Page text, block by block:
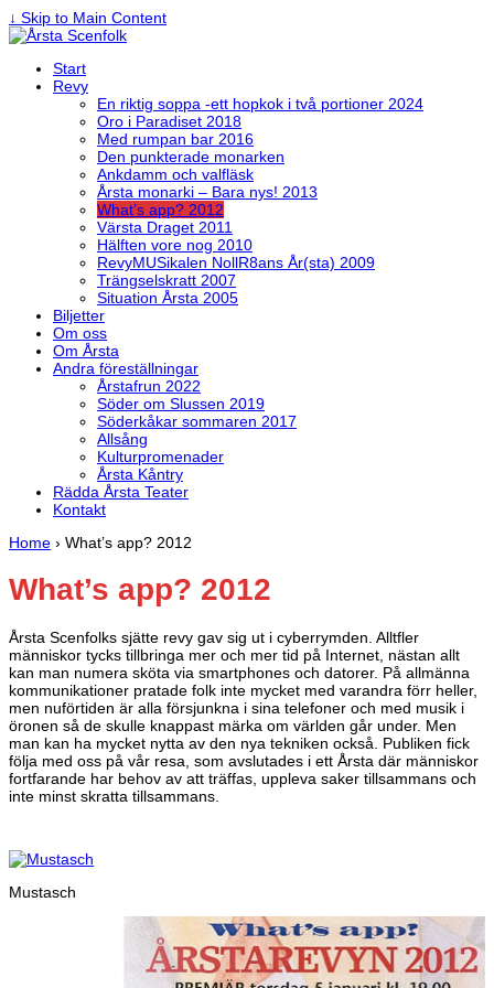
↓ Skip to Main Content
Start
Revy
En riktig soppa -ett hopkok i två portioner 2024
Oro i Paradiset 2018
Med rumpan bar 2016
Den punkterade monarken
Ankdamm och valfläsk
Årsta monarki – Bara nys! 2013
What’s app? 2012
Värsta Draget 2011
Hälften vore nog 2010
RevyMUSikalen NollR8ans År(sta) 2009
Trängselskratt 2007
Situation Årsta 2005
Biljetter
Om oss
Om Årsta
Andra föreställningar
Årstafrun 2022
Söder om Slussen 2019
Söderkåkar sommaren 2017
Allsång
Kulturpromenader
Årsta Kåntry
Rädda Årsta Teater
Kontakt
Home › What’s app? 2012
What’s app? 2012
Årsta Scenfolks sjätte revy gav sig ut i cyberrymden. Alltfler
människor tycks tillbringa mer och mer tid på Internet, nästan allt
kan man numera sköta via smartphones och datorer. På allmänna
kommunikationer pratade folk inte mycket med varandra förr heller,
men nuförtiden är alla försjunkna i sina telefoner och med musik i
öronen så de skulle knappast märka om världen går under. Men
man kan ha mycket nytta av den nya tekniken också. Publiken fick
följa med oss på vår resa, som avslutades i ett Årsta där människor
fortfarande har behov av att träffas, uppleva saker tillsammans och
inte minst skratta tillsammans.
Mustasch